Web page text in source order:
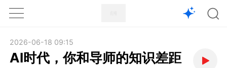
1X
2026-06-18 09:15
AI时代，你和导师的知识差距